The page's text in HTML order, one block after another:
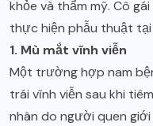
khỏe và thẩm mỹ. Cô
thực hiện phẫu thuật
1. Mù mắt vĩnh viễn
Một trường hợp nam
trái vĩnh viễn sau khi
nhân do người quen giới